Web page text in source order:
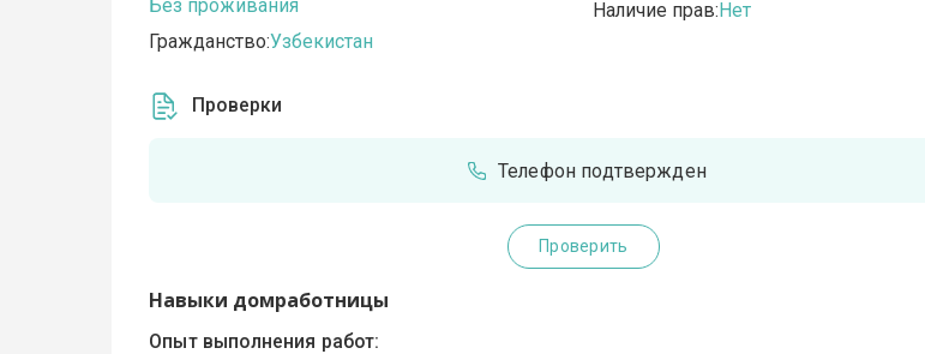
Без проживания
Гражданство:Узбекистан
Наличие прав:Нет
Проверки
Телефон подтвержден
Проверить
Навыки домработницы
Опыт выполнения работ: